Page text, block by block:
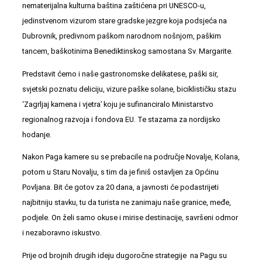
nematerijalna kulturna baština zaštićena pri UNESCO-u,
jedinstvenom vizurom stare gradske jezgre koja podsjeća na
Dubrovnik, predivnom paškom narodnom nošnjom, paškim
tancem, baškotinima Benediktinskog samostana Sv. Margarite.
Predstavit ćemo i naše gastronomske delikatese, paški sir,
svjetski poznatu deliciju, vizure paške solane, biciklističku stazu
‘Zagrljaj kamena i vjetra’ koju je sufinanciralo Ministarstvo
regionalnog razvoja i fondova EU. Te stazama za nordijsko
hodanje.
Nakon Paga kamere su se prebacile na područje Novalje, Kolana,
potom u Staru Novalju, s tim da je finiš ostavljen za Općinu
Povljana. Bit će gotov za 20 dana, a javnosti će podastrijeti
najbitniju stavku, tu da turista ne zanimaju naše granice, međe,
podjele. On želi samo okuse i mirise destinacije, savršeni odmor
i nezaboravno iskustvo.
Prije od brojnih drugih ideju dugoročne strategije na Pagu su